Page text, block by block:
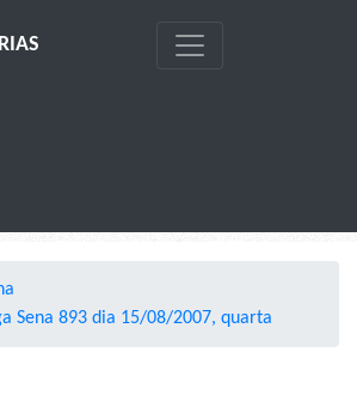
Sena 893 dia 15/08/2007, quarta